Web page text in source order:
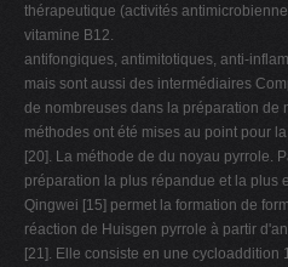
thérapeutique (activités
vitamine B12.
antifongiques, antimitotiques, anti-
mais sont aussi des intermédiaires
de nombreuses dans la préparation de
méthodes ont été mises au point pour
[20]. La méthode de du noyau pyrrole.
préparation la plus répandue et la plus
Qingwei [15] permet la formation de
réaction de Huisgen pyrrole à partir
[21]. Elle consiste en une